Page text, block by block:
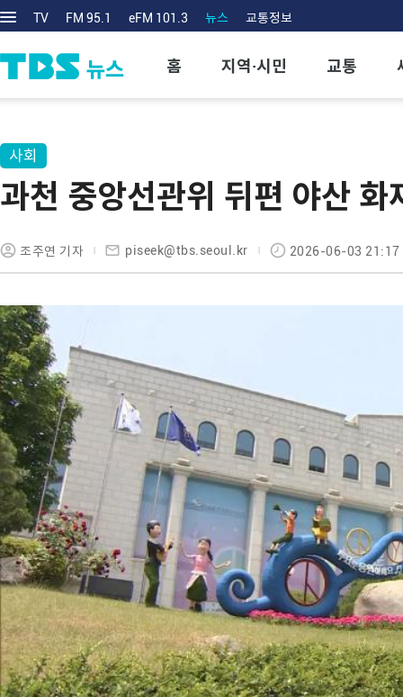
TV FM 95.1 eFM 101.3 뉴스 교통정보
홈 지역·시민 교통
사회
과천 중앙선관위 뒤편 야산
조주연 기자 piseek@tbs.seoul.kr 2026-06-03 21:17